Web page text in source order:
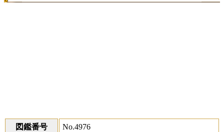
図鑑番号 No.4976